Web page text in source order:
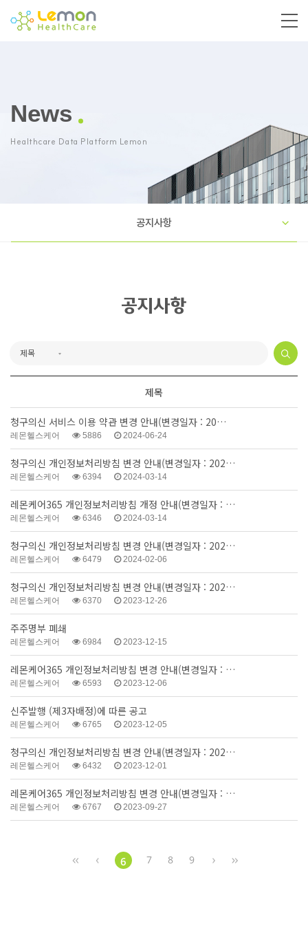
News
Healthcare Data Platform Lemon
공지사항
공지사항
제목
청구의신 서비스 이용 약관 변경 안내(변경일자 : 20…
레몬헬스케어 5886 2024-06-24
청구의신 개인정보처리방침 변경 안내(변경일자 : 202…
레몬헬스케어 6394 2024-03-14
레몬케어365 개인정보처리방침 개정 안내(변경일자 : …
레몬헬스케어 6346 2024-03-14
청구의신 개인정보처리방침 변경 안내(변경일자 : 202…
레몬헬스케어 6479 2024-02-06
청구의신 개인정보처리방침 변경 안내(변경일자 : 202…
레몬헬스케어 6370 2023-12-26
주주명부 폐쇄
레몬헬스케어 6984 2023-12-15
레몬케어365 개인정보처리방침 변경 안내(변경일자 : …
레몬헬스케어 6593 2023-12-06
신주발행 (제3자배정)에 따른 공고
레몬헬스케어 6765 2023-12-05
청구의신 개인정보처리방침 변경 안내(변경일자 : 202…
레몬헬스케어 6432 2023-12-01
레몬케어365 개인정보처리방침 변경 안내(변경일자 : …
레몬헬스케어 6767 2023-09-27
6 7 8 9